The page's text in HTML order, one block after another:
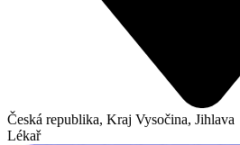
Česká republika, Kraj Vysočina, Jihlava
Lékař